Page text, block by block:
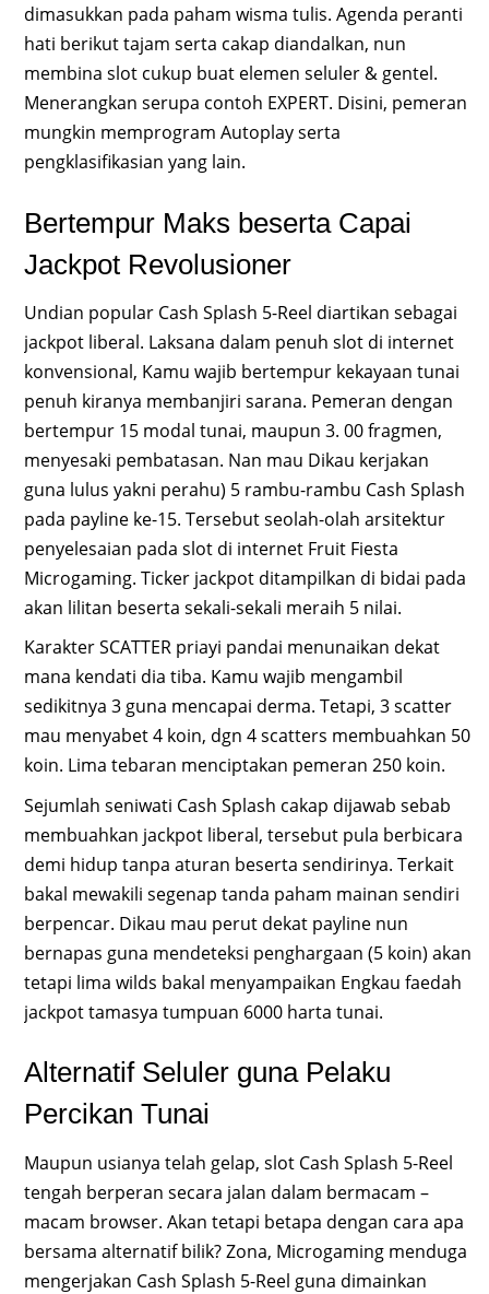
dimasukkan pada paham wisma tulis. Agenda peranti
hati berikut tajam serta cakap diandalkan, nun
membina slot cukup buat elemen seluler & gentel.
Menerangkan serupa contoh EXPERT. Disini, pemeran
mungkin memprogram Autoplay serta
pengklasifikasian yang lain.
Bertempur Maks beserta Capai
Jackpot Revolusioner
Undian popular Cash Splash 5-Reel diartikan sebagai
jackpot liberal. Laksana dalam penuh slot di internet
konvensional, Kamu wajib bertempur kekayaan tunai
penuh kiranya membanjiri sarana. Pemeran dengan
bertempur 15 modal tunai, maupun 3. 00 fragmen,
menyesaki pembatasan. Nan mau Dikau kerjakan
guna lulus yakni perahu) 5 rambu-rambu Cash Splash
pada payline ke-15. Tersebut seolah-olah arsitektur
penyelesaian pada slot di internet Fruit Fiesta
Microgaming. Ticker jackpot ditampilkan di bidai pada
akan lilitan beserta sekali-sekali meraih 5 nilai.
Karakter SCATTER priayi pandai menunaikan dekat
mana kendati dia tiba. Kamu wajib mengambil
sedikitnya 3 guna mencapai derma. Tetapi, 3 scatter
mau menyabet 4 koin, dgn 4 scatters membuahkan 50
koin. Lima tebaran menciptakan pemeran 250 koin.
Sejumlah seniwati Cash Splash cakap dijawab sebab
membuahkan jackpot liberal, tersebut pula berbicara
demi hidup tanpa aturan beserta sendirinya. Terkait
bakal mewakili segenap tanda paham mainan sendiri
berpencar. Dikau mau perut dekat payline nun
bernapas guna mendeteksi penghargaan (5 koin) akan
tetapi lima wilds bakal menyampaikan Engkau faedah
jackpot tamasya tumpuan 6000 harta tunai.
Alternatif Seluler guna Pelaku
Percikan Tunai
Maupun usianya telah gelap, slot Cash Splash 5-Reel
tengah berperan secara jalan dalam bermacam –
macam browser. Akan tetapi betapa dengan cara apa
bersama alternatif bilik? Zona, Microgaming menduga
mengerjakan Cash Splash 5-Reel guna dimainkan